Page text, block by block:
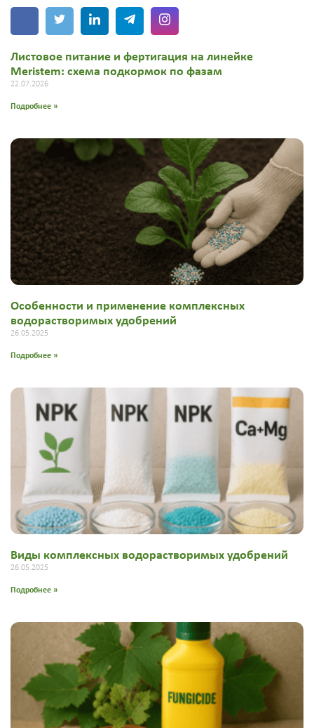
Листовое питание и фертигация на линейке
Meristem: схема подкормок по фазам
22.07.2026
Подробнее »
Особенности и применение комплексных
водорастворимых удобрений
26.05.2025
Подробнее »
Виды комплексных водорастворимых удобрений
26.05.2025
Подробнее »